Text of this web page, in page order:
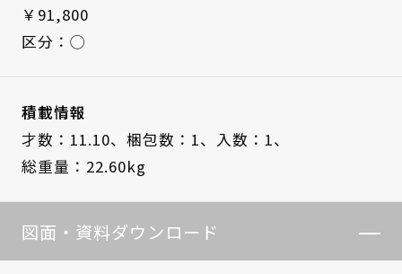
￥91,800
区分：◯
積載情報
才数：11.10、 梱包数：1、 入数：1、
総重量：22.60kg
図面・資料ダウンロード